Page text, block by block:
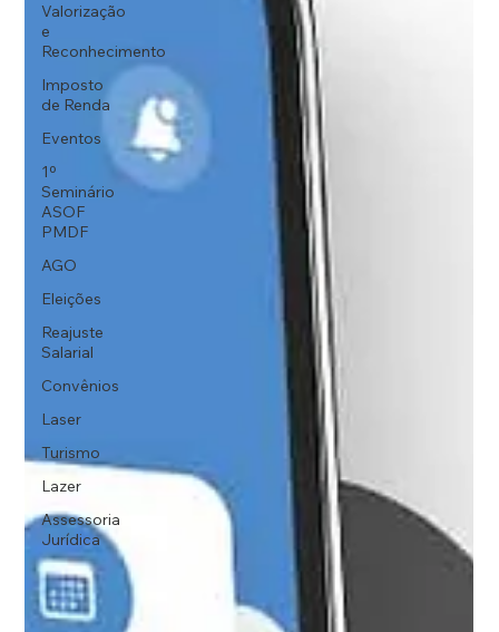
Valorização
e
Reconhecimento
Imposto
de Renda
Eventos
1º
Seminário
ASOF
PMDF
AGO
Eleições
Reajuste
Salarial
Convênios
Laser
Turismo
Lazer
Assessoria
Jurídica